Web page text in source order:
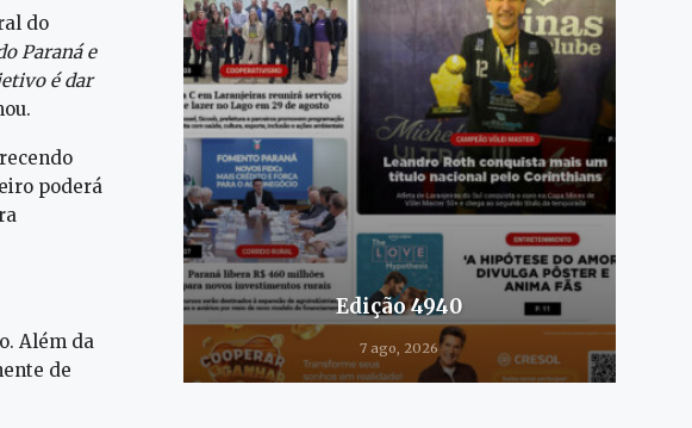
do
Paraná e
é dar
poderá
Além da
de
Edição 4940
7 ago, 2026